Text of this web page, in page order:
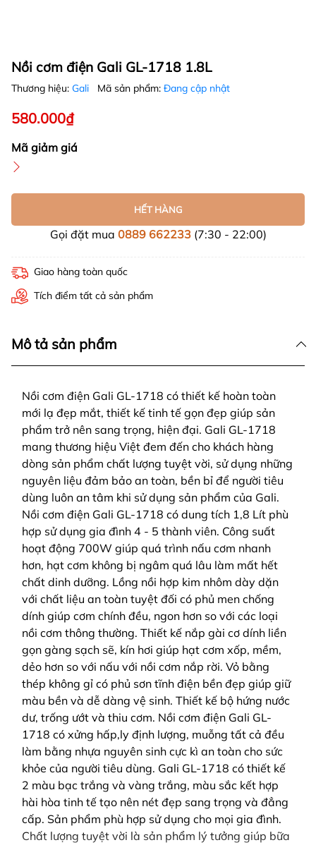
Nồi cơm điện Gali GL-1718 1.8L
Thương hiệu: Gali Mã sản phẩm: Đang cập nhật
580.000₫
Mã giảm giá
HẾT HÀNG
Gọi đặt mua 0889 662233(7:30 - 22:00)
Giao hàng toàn quốc
Tích điểm tất cả sản phẩm
Mô tả sản phẩm
Nồi cơm điện Gali GL-1718 có thiết kế hoàn toàn
mới lạ đẹp mắt, thiết kế tinh tế gọn đẹp giúp sản
phẩm trở nên sang trọng, hiện đại. Gali GL-1718
mang thương hiệu Việt đem đến cho khách hàng
dòng sản phẩm chất lượng tuyệt vời, sử dụng những
nguyên liệu đảm bảo an toàn, bền bỉ để người tiêu
dùng luôn an tâm khi sử dụng sản phẩm của Gali.
Nồi cơm điện Gali GL-1718 có dung tích 1,8 Lít phù
hợp sử dụng gia đình 4 - 5 thành viên. Công suất
hoạt động 700W giúp quá trình nấu cơm nhanh
hơn, hạt cơm không bị ngâm quá lâu làm mất hết
chất dinh dưỡng. Lồng nồi hợp kim nhôm dày dặn
với chất liệu an toàn tuyệt đối có phủ men chống
dính giúp cơm chính đều, ngon hơn so với các loại
nồi cơm thông thường. Thiết kế nắp gài cơ dính liền
gọn gàng sạch sẽ, kín hơi giúp hạt cơm xốp, mềm,
dẻo hơn so với nấu với nồi cơm nắp rời. Vỏ bằng
thép không gỉ có phủ sơn tĩnh điện bền đẹp giúp giữ
màu bền và dễ dàng vệ sinh. Thiết kế bộ hứng nước
dư, trống ướt và thiu cơm. Nồi cơm điện Gali GL-
1718 có xửng hấp,ly định lượng, muỗng tất cả đều
làm bằng nhựa nguyên sinh cực kì an toàn cho sức
khỏe của người tiêu dùng. Gali GL-1718 có thiết kế
2 màu bạc trắng và vàng trắng, màu sắc kết hợp
hài hòa tinh tế tạo nên nét đẹp sang trọng và đẳng
cấp. Sản phẩm phù hợp sử dụng cho mọi gia đình.
Chất lượng tuyệt vời là sản phẩm lý tưởng giúp bữa